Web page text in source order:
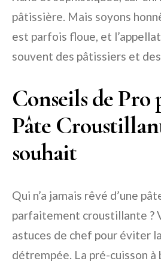
pâtissière. Mais soyons
est parfois floue, et
souvent des pâtissiers et
Conseils de Pro
Pâte
souhait
Qui n’a jamais rêvé d’une
parfaitement croustillante ?
astuces de chef pour éviter
détrempée. La pré-cuisson